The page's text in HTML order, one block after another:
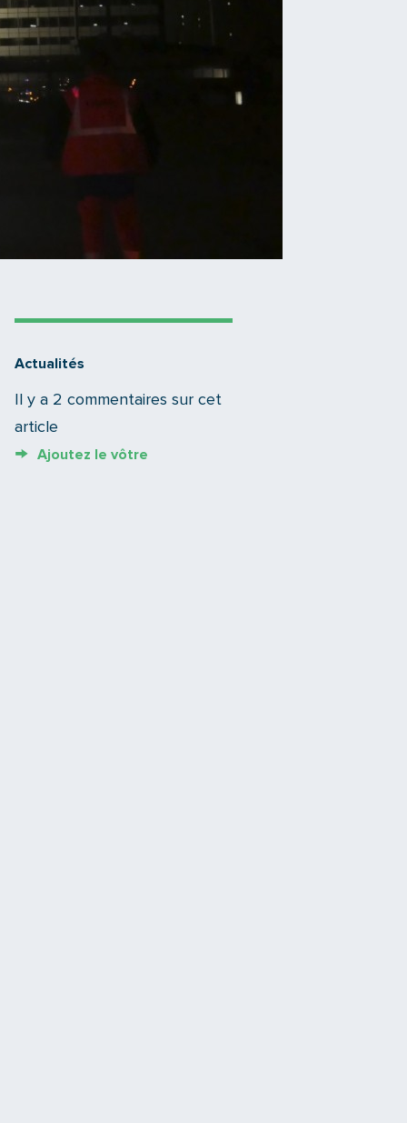
Actualités
Il y a 2 commentaires sur cet
article
Ajoutez le vôtre